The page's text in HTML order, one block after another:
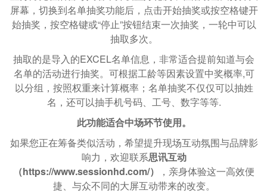
屏幕，切换到名单抽奖功能后，点击开始抽奖或按空格键开
始抽奖，按空格键或“停止”按钮结束一次抽奖，一轮中可以
抽取多次。
抽取的是导入的EXCEL名单信息，非常适合提前知道与会
名单的活动进行抽奖。可根据工龄等因素设置中奖概率,可
以分组，按照权重来计算概率；名单抽奖不仅仅可以抽姓
名，还可以抽手机号码、工号、数字等等.
此功能适合中场环节使用。
如果您正在筹备类似活动，希望提升现场互动氛围与品牌影
响力，欢迎联系思讯互动
（https://www.sessionhd.com/）
，亲身体验这一高效便
捷、与众不同的大屏互动带来的改变。